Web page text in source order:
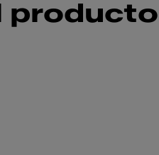
producto